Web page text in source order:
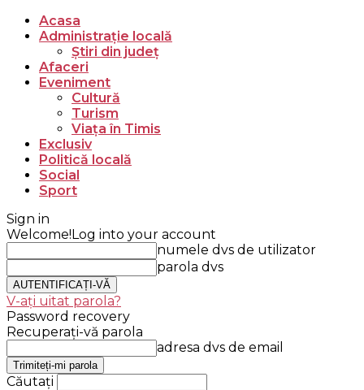
Acasa
Administrație locală
Știri din județ
Afaceri
Eveniment
Cultură
Turism
Viața în Timis
Exclusiv
Politică locală
Social
Sport
Sign in
Welcome!Log into your account
numele dvs de utilizator
parola dvs
V-ați uitat parola?
Password recovery
Recuperați-vă parola
adresa dvs de email
Căutați